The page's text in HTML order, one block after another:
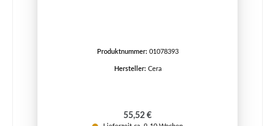
Produktnummer: 01078393
Hersteller: Cera
Regulärer Preis:
55,52 €